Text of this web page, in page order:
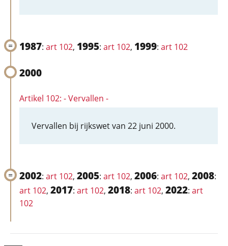
1987: art 102, 1995: art 102, 1999: art 102
2000
Artikel 102: - Vervallen -
Vervallen bij rijkswet van 22 juni 2000.
2002: art 102, 2005: art 102, 2006: art 102, 2008:
art 102, 2017: art 102, 2018: art 102, 2022: art
102